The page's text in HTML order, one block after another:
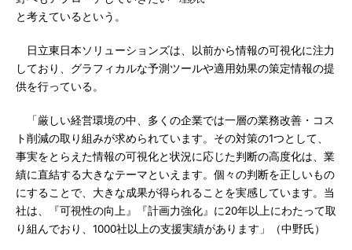
と考えているという。
日立東日本ソリューションズは、以前から情報の可視化に注力
しており、グラフィカルな予測ツールや適用効果の策定情報の提
供を行っている。
「厳しい経営環境の中、多くの企業では一層の業務改善・コス
ト削減の取り組みが求められています。その対策の1つとして、
事実をとらえた情報の可視化と状況に応じた判断の高度化は、業
績に直結する大きなテーマといえます。個々の判断を正しいもの
にすることで、大きな成果が得られることを実感しています。当
社は、『可視性の向上』『計画力強化』に20年以上にわたって取
り組んでおり、1000社以上の支援実績があります」（中野氏）